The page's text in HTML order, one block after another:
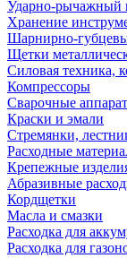
Ударно-рычажный
Хранение
Шарнирно-
Щетки
Силовая техника,
Компрессоры
Сварочные
Краски и эмали
Стремянки,
Расходные
Крепежные
Абразивные
Кордщетки
Масла и смазки
Расходка для
Расходка для